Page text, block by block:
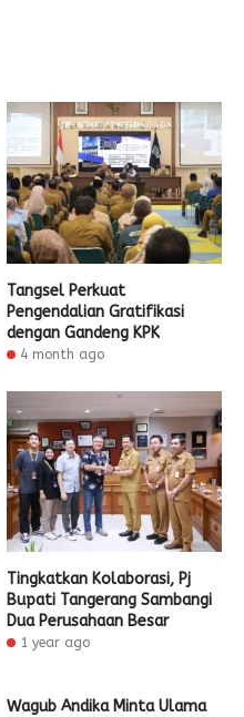
Tangsel Perkuat
Pengendalian Gratifikasi
dengan Gandeng KPK
4 month ago
Tingkatkan Kolaborasi, Pj
Bupati Tangerang Sambangi
Dua Perusahaan Besar
1 year ago
Wagub Andika Minta Ulama